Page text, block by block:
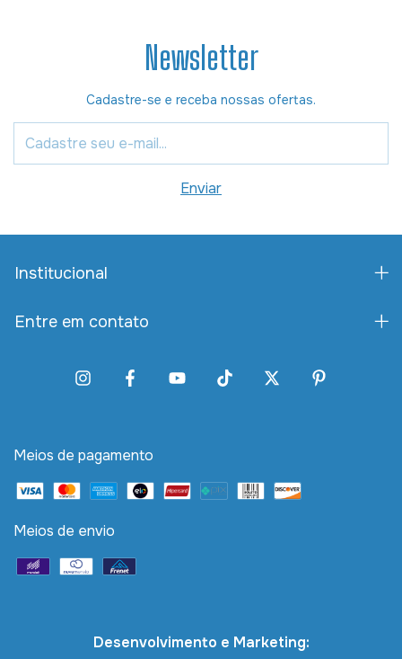
Newsletter
Cadastre-se e receba nossas ofertas.
Institucional
Entre em contato
Meios de pagamento
Meios de envio
Desenvolvimento e Marketing: